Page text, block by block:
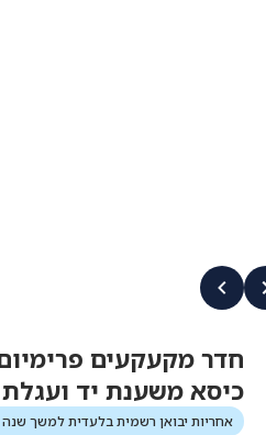
חדר מקעקעים
כיסא משענת יד
אחריות יבואן רשמית בלעדית למשך